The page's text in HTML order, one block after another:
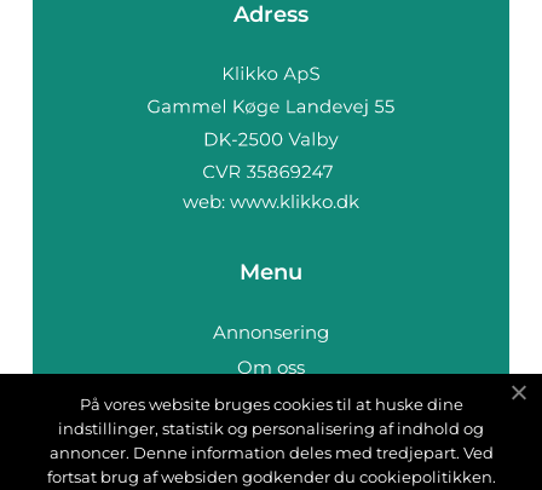
Adress
web: www.klikko.dk
Menu
Annonsering
Om oss
Cookies
Kontakta oss
Sitemap
På vores website bruges cookies til at huske dine
indstillinger, statistik og personalisering af indhold og
annoncer. Denne information deles med tredjepart. Ved
fortsat brug af websiden godkender du cookiepolitikken.